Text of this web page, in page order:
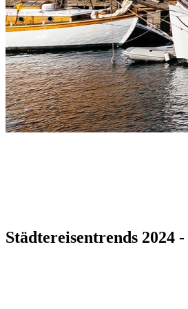
Städtereisentrends 2024